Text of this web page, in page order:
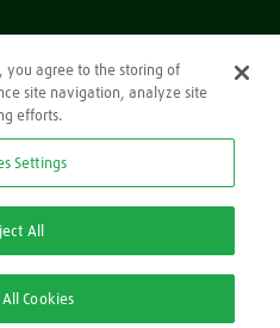
you agree to the storing of
site navigation, analyze site
efforts.
Settings
All
Cookies